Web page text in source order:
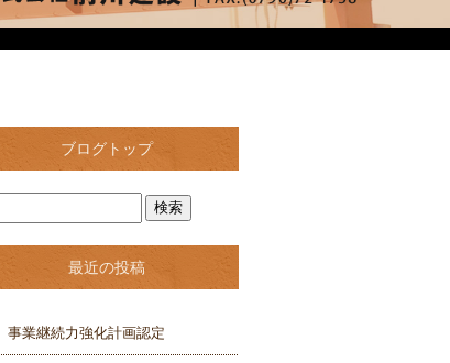
ブログトップ
最近の投稿
事業継続力強化計画認定